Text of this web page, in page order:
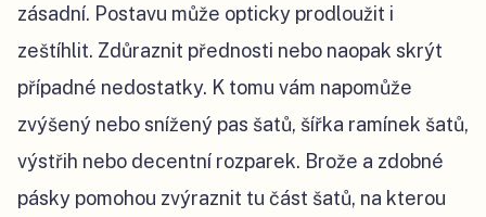
zásadní. Postavu může opticky prodloužit i
zeštíhlit. Zdůraznit přednosti nebo naopak skrýt
případné nedostatky. K tomu vám napomůže
zvýšený nebo snížený pas šatů, šířka ramínek šatů,
výstřih nebo decentní rozparek. Brože a zdobné
pásky pomohou zvýraznit tu část šatů, na kterou